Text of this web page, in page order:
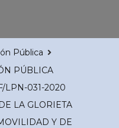
Pública
PÚBLICA
LPN-031-2020
LA GLORIETA
Y DE